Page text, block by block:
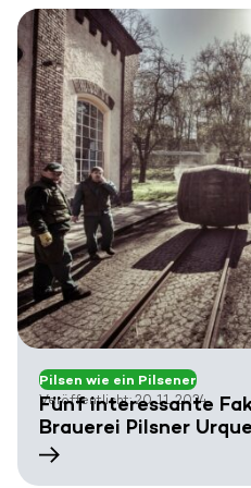
Pilsen wie ein Pilsener
Veröffentlicht: 20. 11. 2024
Fünf interessante
Brauerei Pilsner